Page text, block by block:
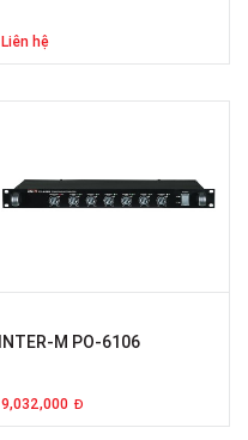
Liên hệ
INTER-M PO-6106
9,032,000 Đ